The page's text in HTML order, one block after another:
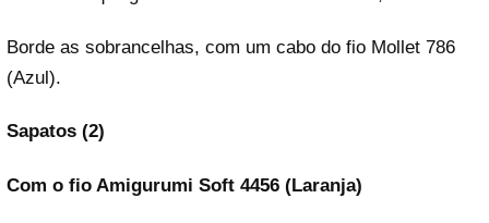
Borde as sobrancelhas, com um cabo do fio Mollet 786
(Azul).
Sapatos (2)
Com o fio Amigurumi Soft 4456 (Laranja)